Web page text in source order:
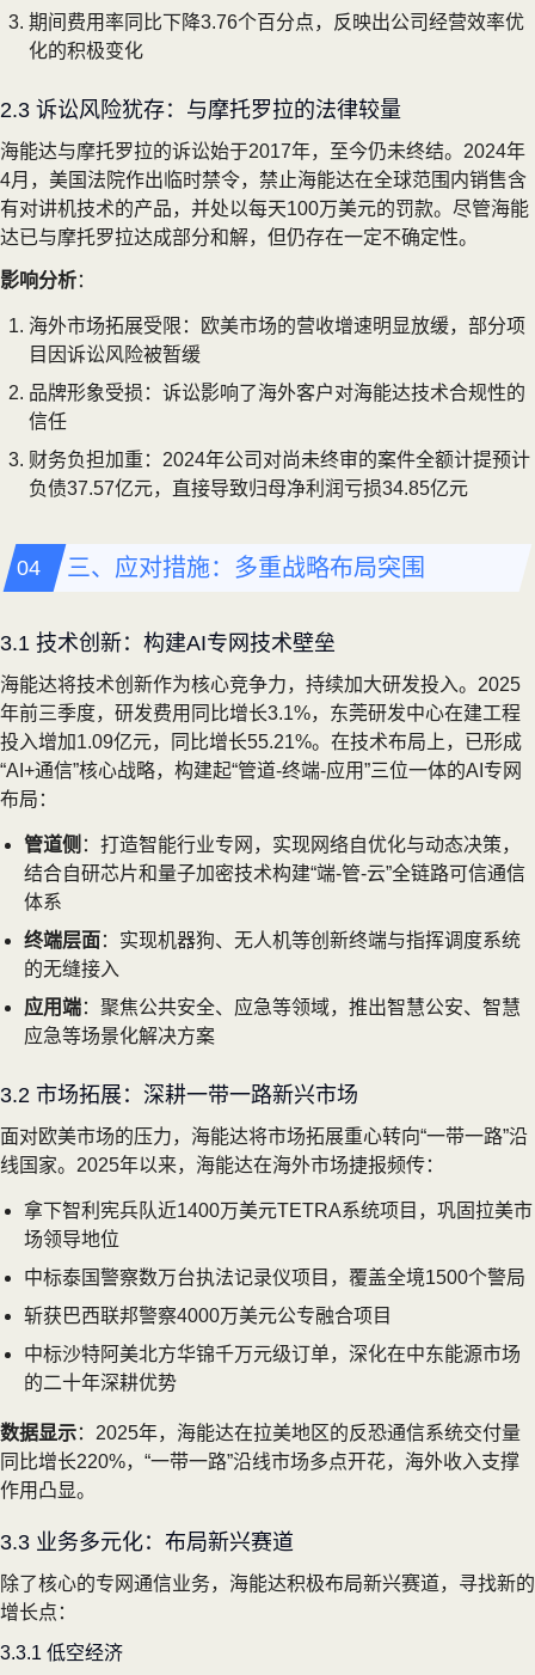
期间费用率同比下降3.76个百分点，反映出公司经营效率优
化的积极变化
2.3 诉讼风险犹存：与摩托罗拉的法律较量
海能达与摩托罗拉的诉讼始于2017年，至今仍未终结。2024年
4月，美国法院作出临时禁令，禁止海能达在全球范围内销售含
有对讲机技术的产品，并处以每天100万美元的罚款。尽管海能
达已与摩托罗拉达成部分和解，但仍存在一定不确定性。
影响分析：
海外市场拓展受限：欧美市场的营收增速明显放缓，部分项
目因诉讼风险被暂缓
品牌形象受损：诉讼影响了海外客户对海能达技术合规性的
信任
财务负担加重：2024年公司对尚未终审的案件全额计提预计
负债37.57亿元，直接导致归母净利润亏损34.85亿元
三、应对措施：多重战略布局突围
3.1 技术创新：构建AI专网技术壁垒
海能达将技术创新作为核心竞争力，持续加大研发投入。2025
年前三季度，研发费用同比增长3.1%，东莞研发中心在建工程
投入增加1.09亿元，同比增长55.21%。在技术布局上，已形成
“AI+通信”核心战略，构建起“管道-终端-应用”三位一体的AI专网
布局：
管道侧 ：打造智能行业专网，实现网络自优化与动态决策，
结合自研芯片和量子加密技术构建“端-管-云”全链路可信通信
体系
终端层面：实现机器狗、无人机等创新终端与指挥调度系统
的无缝接入
应用端：聚焦公共安全、应急等领域，推出智慧公安、智慧
应急等场景化解决方案
3.2 市场拓展：深耕一带一路新兴市场
面对欧美市场的压力，海能达将市场拓展重心转向“一带一路”沿
线国家。2025年以来，海能达在海外市场捷报频传：
拿下智利宪兵队近1400万美元TETRA系统项目，巩固拉美市
场领导地位
中标泰国警察数万台执法记录仪项目，覆盖全境1500个警局
斩获巴西联邦警察4000万美元公专融合项目
中标沙特阿美北方华锦千万元级订单，深化在中东能源市场
的二十年深耕优势
数据显示：2025年，海能达在拉美地区的反恐通信系统交付量
同比增长220%，“一带一路”沿线市场多点开花，海外收入支撑
作用凸显。
3.3 业务多元化：布局新兴赛道
除了核心的专网通信业务，海能达积极布局新兴赛道，寻找新的
增长点：
3.3.1 低空经济